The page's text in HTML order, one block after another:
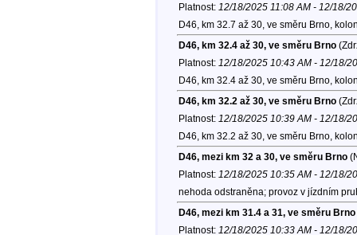
Platnost: 12/18/2025 11:08 AM - 12/18/
D46, km 32.7 až 30, ve směru Brno,
D46, km 32.4 až 30, ve směru Brno
Platnost: 12/18/2025 10:43 AM - 12/18/
D46, km 32.4 až 30, ve směru Brno,
D46, km 32.2 až 30, ve směru Brno
Platnost: 12/18/2025 10:39 AM - 12/18/
D46, km 32.2 až 30, ve směru Brno,
D46, mezi km 32 a 30, ve směru Brno
Platnost: 12/18/2025 10:35 AM - 12/18/
nehoda odstraněna; provoz v jízdním
D46, mezi km 31.4 a 31, ve směru Brno
Platnost: 12/18/2025 10:33 AM - 12/18/